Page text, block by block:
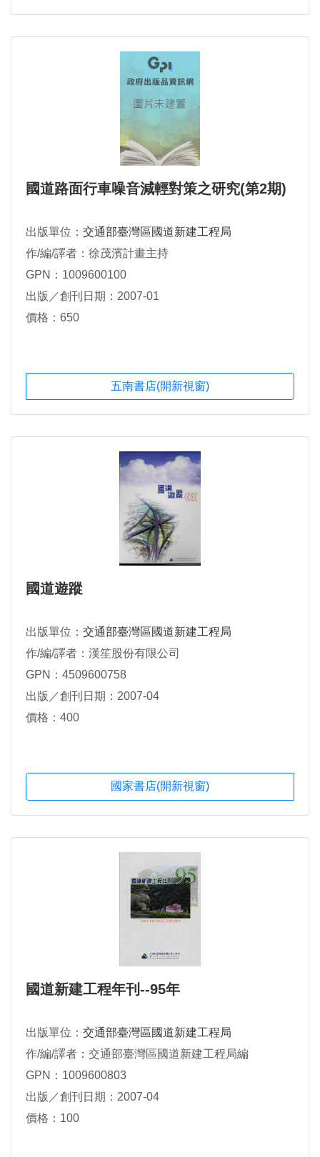
國道路面行車噪音減輕對策之研究(第2期)
出版單位： 交通部臺灣區國道新建工程局
作/編/譯者：徐茂濱計畫主持
GPN：1009600100
出版／創刊日期：2007-01
價格：650
五南書店(開新視窗)
國道遊蹤
出版單位： 交通部臺灣區國道新建工程局
作/編/譯者：漢笙股份有限公司
GPN：4509600758
出版／創刊日期：2007-04
價格：400
國家書店(開新視窗)
國道新建工程年刊--95年
出版單位： 交通部臺灣區國道新建工程局
作/編/譯者：交通部臺灣區國道新建工程局編
GPN：1009600803
出版／創刊日期：2007-04
價格：100